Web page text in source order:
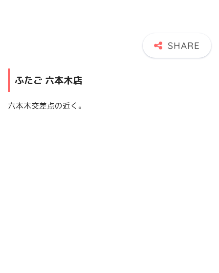
ふたご 六本木店
六本木交差点の近く。